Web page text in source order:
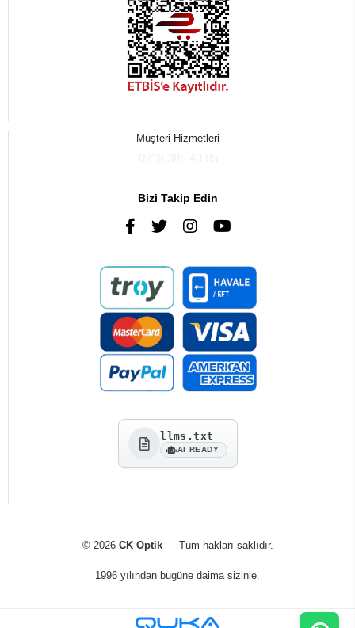
Müşteri Hizmetleri
Bizi Takip Edin
llms.txt
AI READY
© 2026 CK Optik— Tüm hakları saklıdır.
1996 yılından bugüne daima sizinle.